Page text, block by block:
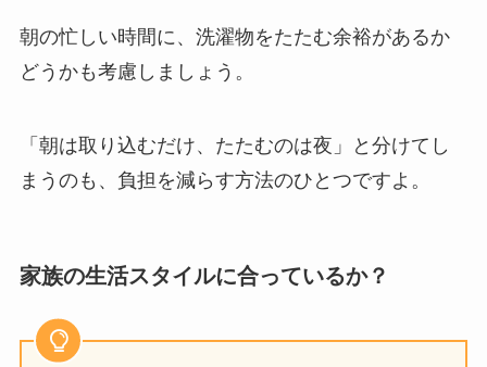
朝の忙しい時間に、洗濯物をたたむ余裕があるか
どうかも考慮しましょう。
「朝は取り込むだけ、たたむのは夜」と分けてし
まうのも、負担を減らす方法のひとつですよ。
家族の生活スタイルに合っているか？